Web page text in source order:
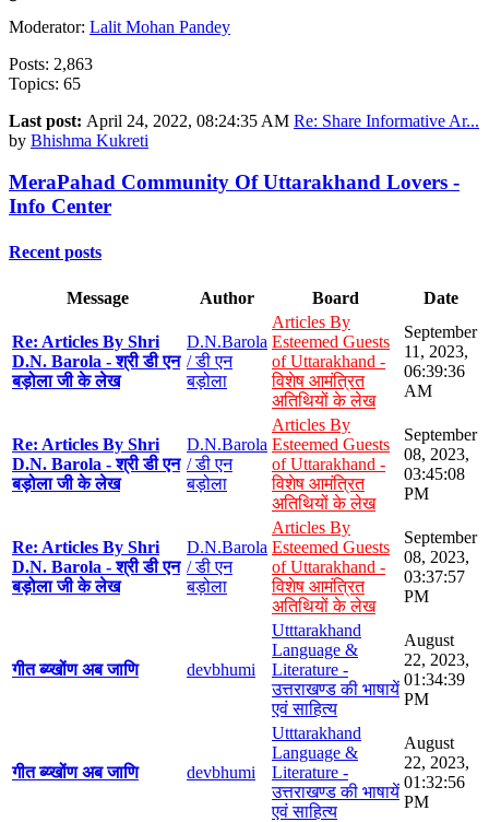
Moderator: Lalit Mohan Pandey
Posts: 2,863
Topics: 65
Last post: April 24, 2022, 08:24:35 AM Re: Share Informative Ar...
by Bhishma Kukreti
MeraPahad Community Of Uttarakhand Lovers -
Info Center
Recent posts
Message Author Board Date
Re: Articles By Shri
D.N. Barola - श्री डी एन
बड़ोला जी के लेख
D.N.Barola
/ डी एन
बड़ोला
Articles By
Esteemed Guests
of Uttarakhand -
विशेष आमंत्रित
अतिथियों के लेख
September
11, 2023,
06:39:36
AM
Re: Articles By Shri
D.N. Barola - श्री डी एन
बड़ोला जी के लेख
D.N.Barola
/ डी एन
बड़ोला
Articles By
Esteemed Guests
of Uttarakhand -
विशेष आमंत्रित
अतिथियों के लेख
September
08, 2023,
03:45:08
PM
Re: Articles By Shri
D.N. Barola - श्री डी एन
बड़ोला जी के लेख
D.N.Barola
/ डी एन
बड़ोला
Articles By
Esteemed Guests
of Uttarakhand -
विशेष आमंत्रित
अतिथियों के लेख
September
08, 2023,
03:37:57
PM
गीत ब्य्खोंण अब जाणि devbhumi
Utttarakhand
Language &
Literature -
उत्तराखण्ड की भाषायें
एवं साहित्य
August
22, 2023,
01:34:39
PM
गीत ब्य्खोंण अब जाणि devbhumi
Utttarakhand
Language &
Literature -
उत्तराखण्ड की भाषायें
एवं साहित्य
August
22, 2023,
01:32:56
PM